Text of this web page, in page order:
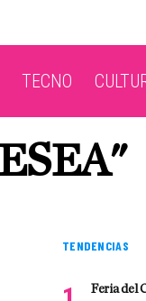
TECNO
TENDENCIAS
Feria del